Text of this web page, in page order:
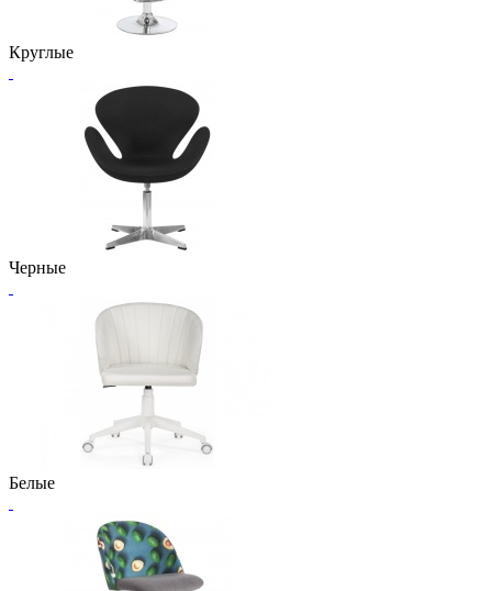
Круглые
Черные
Белые